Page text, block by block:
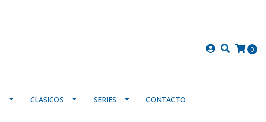
0
CLASICOS SERIES CONTACTO